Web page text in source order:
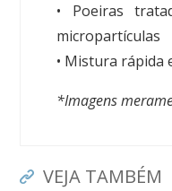
• Poeiras
micropartículas
• Mistura rápida
*Imagens
VEJA TAMBÉM